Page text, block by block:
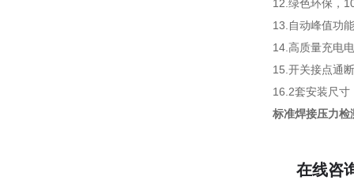
12.绿色环保，
13.自动峰值功
14.高质量充电
15.开关接点通
16.2套安装尺寸
标准焊接压力检
在线咨